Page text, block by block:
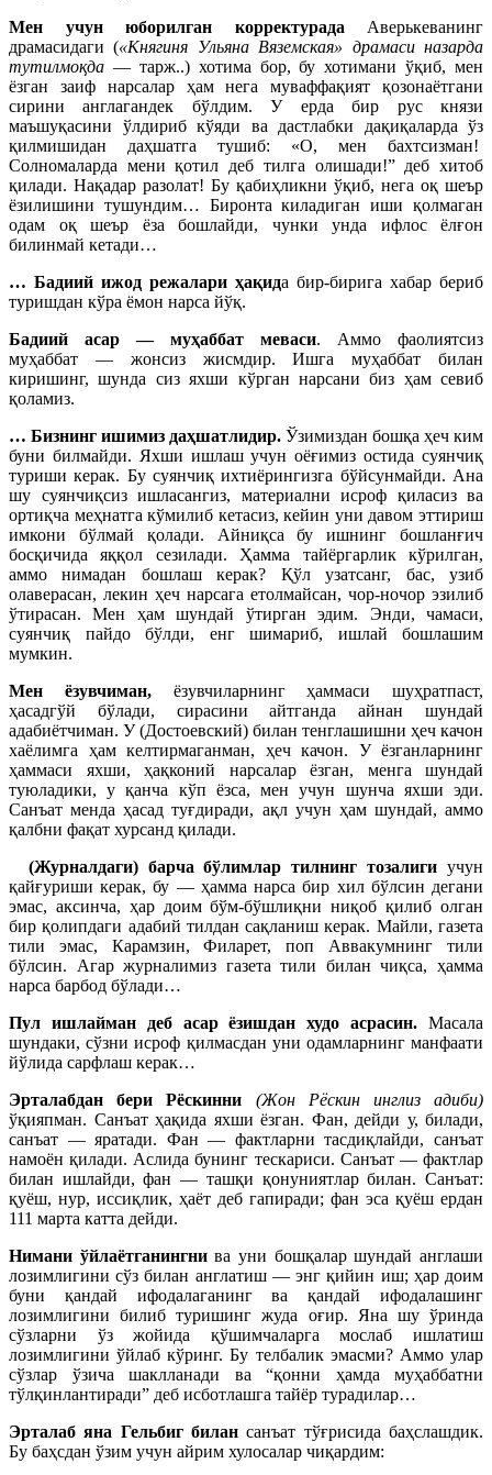
Мен учун юборилган корректурада Аверькеванинг
драмасидаги («Княгиня Ульяна Вяземская» драмаси назарда
тутилмоқда — тарж..) хотима бор, бу хотимани ўқиб, мен
ёзган заиф нарсалар ҳам нега муваффақият қозонаётгани
сирини англагандек бўлдим. У ерда бир рус князи
маъшуқасини ўлдириб кўяди ва дастлабки дақиқаларда ўз
қилмишидан даҳшатга тушиб: «О, мен бахтсизман!
Солномаларда мени қотил деб тилга олишади!” деб хитоб
қилади. Нақадар разолат! Бу қабиҳликни ўқиб, нега оқ шеър
ёзилишини тушундим… Биронта киладиган иши қолмаган
одам оқ шеър ёза бошлайди, чунки унда ифлос ёлғон
билинмай кетади…
… Бадиий ижод режалари ҳақида бир-бирига хабар бериб
туришдан кўра ёмон нарса йўқ.
Бадиий асар — муҳаббат меваси. Аммо фаолиятсиз
муҳаббат — жонсиз жисмдир. Ишга муҳаббат билан
киришинг, шунда сиз яхши кўрган нарсани биз ҳам севиб
қоламиз.
… Бизнинг ишимиз даҳшатлидир. Ўзимиздан бошқа ҳеч ким
буни билмайди. Яхши ишлаш учун оёғимиз остида суянчиқ
туриши керак. Бу суянчиқ ихтиёрингизга бўйсунмайди. Ана
шу суянчиқсиз ишласангиз, материални исроф қиласиз ва
ортиқча меҳнатга кўмилиб кетасиз, кейин уни давом эттириш
имкони бўлмай қолади. Айниқса бу ишнинг бошланғич
босқичида яққол сезилади. Ҳамма тайёргарлик кўрилган,
аммо нимадан бошлаш керак? Қўл узатсанг, бас, узиб
олаверасан, лекин ҳеч нарсага етолмайсан, чор-ночор эзилиб
ўтирасан. Мен ҳам шундай ўтирган эдим. Энди, чамаси,
суянчиқ пайдо бўлди, енг шимариб, ишлай бошлашим
мумкин.
Мен ёзувчиман,ёзувчиларнинг ҳаммаси шуҳратпаст,
ҳасадгўй бўлади, сирасини айтганда айнан шундай
адабиётчиман. У (Достоевский) билан тенглашишни ҳеч качон
хаёлимга ҳам келтирмаганман, ҳеч качон. У ёзганларнинг
ҳаммаси яхши, ҳақконий нарсалар ёзган, менга шундай
туюладики, у қанча кўп ёзса, мен учун шунча яхши эди.
Санъат менда ҳасад туғдиради, ақл учун ҳам шундай, аммо
қалбни фақат хурсанд қилади.
(Журналдаги) барча бўлимлар тилнинг тозалиги учун
қайғуриши керак, бу — ҳамма нарса бир хил бўлсин дегани
эмас, аксинча, ҳар доим бўм-бўшлиқни ниқоб қилиб олган
бир қолипдаги адабий тилдан сақланиш керак. Майли, газета
тили эмас, Карамзин, Филарет, поп Аввакумнинг тили
бўлсин. Агар журналимиз газета тили билан чиқса, ҳамма
нарса барбод бўлади…
Пул ишлайман деб асар ёзишдан худо асрасин. Масала
шундаки, сўзни исроф қилмасдан уни одамларнинг манфаати
йўлида сарфлаш керак…
Эрталабдан бери Рёскинни (Жон Рёскин инглиз адиби)
ўқияпман. Санъат ҳақида яхши ёзган. Фан, дейди у, билади,
санъат — яратади. Фан — фактларни тасдиқлайди, санъат
намоён қилади. Аслида бунинг тескариси. Санъат — фактлар
билан ишлайди, фан — ташқи қонуниятлар билан. Санъат:
қуёш, нур, иссиқлик, ҳаёт деб гапиради; фан эса қуёш ердан
111 марта катта дейди.
Нимани ўйлаётганингнива уни бошқалар шундай англаши
лозимлигини сўз билан англатиш — энг қийин иш; ҳар доим
буни қандай ифодалаганинг ва қандай ифодалашинг
лозимлигини билиб туришинг жуда оғир. Яна шу ўринда
сўзларни ўз жойида қўшимчаларга мослаб ишлатиш
лозимлигини ўйлаб кўринг. Бу телбалик эмасми? Аммо улар
сўзлар ўзича шаклланади ва “қонни ҳамда муҳаббатни
тўлқинлантиради” деб исботлашга тайёр турадилар…
Эрталаб яна Гельбиг билан санъат тўғрисида баҳслашдик.
Бу баҳсдан ўзим учун айрим хулосалар чиқардим: